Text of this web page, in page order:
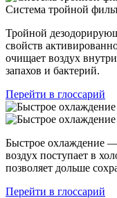
Система тройной
Тройной
свойств
очищает воздух
запахов и бактерий.
Перейти в глоссарий
Быстрое охлаждение
воздух поступает в
позволяет дольше
Перейти в глоссарий